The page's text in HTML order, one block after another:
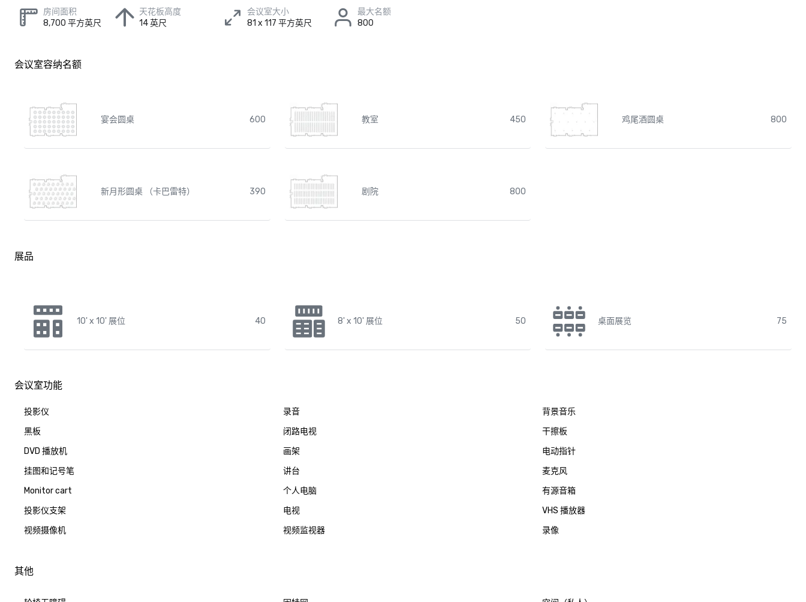
房间面积
8,700 平方英尺
天花板高度
14 英尺
会议室大小
81 x 117 平方英尺
最大名额
800
会议室容纳名额
宴会圆桌 600 教室 450 鸡尾酒圆桌 800
新月形圆桌 （卡巴雷特） 390 剧院 800
展品
10' x 10' 展位 40 8' x 10' 展位 50 桌面展览 75
会议室功能
投影仪 录音
背景音乐
黑板
闭路电视
干擦板
DVD 播放机
画架
电动指针
挂图和记号笔
讲台
麦克风
Monitor cart
个人电脑
有源音箱
投影仪支架
电视
VHS 播放器
视频摄像机
视频监视器 录像
其他